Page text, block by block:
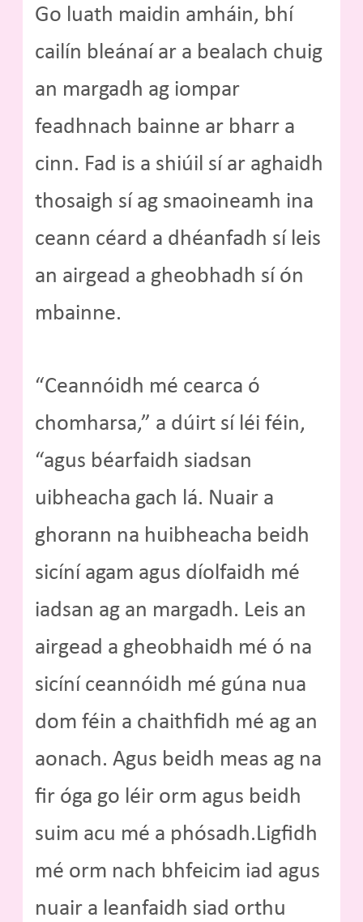
Go luath maidin amháin, bhí
cailín bleánaí ar a bealach chuig
an margadh ag iompar
feadhnach bainne ar bharr a
cinn. Fad is a shiúil sí ar aghaidh
thosaigh sí ag smaoineamh ina
ceann céard a dhéanfadh sí leis
an airgead a gheobhadh sí ón
mbainne.
“Ceannóidh mé cearca ó
chomharsa,” a dúirt sí léi féin,
“agus béarfaidh siadsan
uibheacha gach lá. Nuair a
ghorann na huibheacha beidh
sicíní agam agus díolfaidh mé
iadsan ag an margadh. Leis an
airgead a gheobhaidh mé ó na
sicíní ceannóidh mé gúna nua
dom féin a chaithfidh mé ag an
aonach. Agus beidh meas ag na
fir óga go léir orm agus beidh
suim acu mé a phósadh.Ligfidh
mé orm nach bhfeicim iad agus
nuair a leanfaidh siad orthu